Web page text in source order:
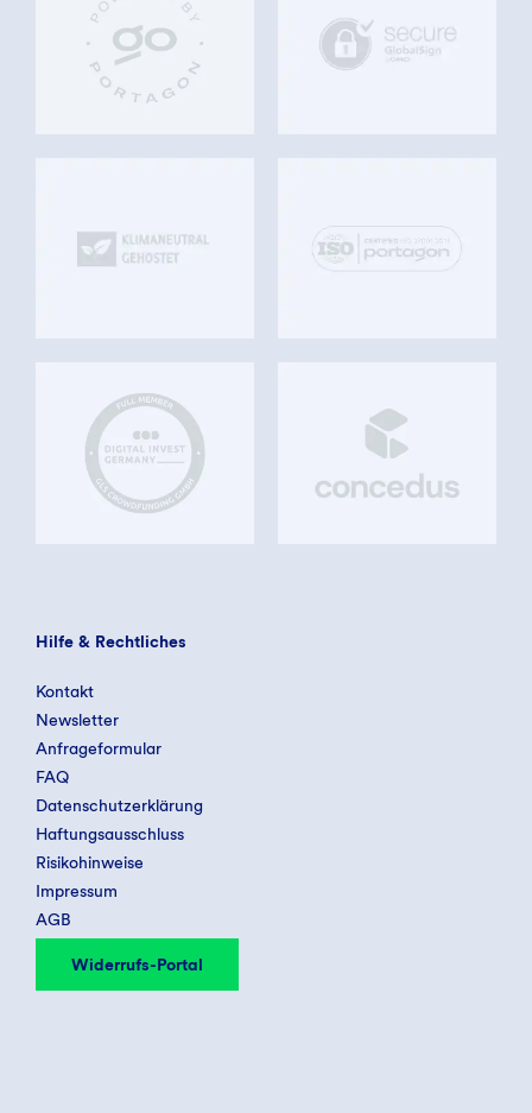
Hilfe & Rechtliches
Kontakt
Newsletter
Anfrageformular
FAQ
Datenschutzerklärung
Haftungsausschluss
Risikohinweise
Impressum
AGB
Widerrufs-Portal